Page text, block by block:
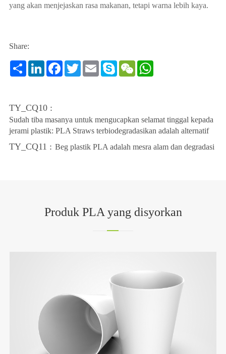
yang akan menjejaskan rasa makanan, tetapi warna lebih kaya.
Share:
ShareLinkedInFacebook
TwitterEmailSkypeWeChatWhatsApp
TY_CQ10 :
Sudah tiba masanya untuk mengucapkan selamat tinggal kepada
jerami plastik: PLA Straws terbiodegradasikan adalah alternatif
TY_CQ11 : Beg plastik PLA adalah mesra alam dan degradasi
Produk PLA yang disyorkan